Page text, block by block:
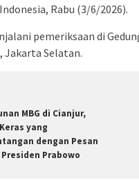
Rabu (3/6/2026).
pemeriksaan di
Jakarta Selatan.
MBG di Cianjur,
yang
dengan Pesan
Prabowo